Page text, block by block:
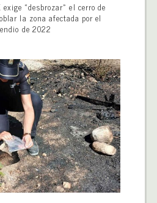
exige «desbrozar» el cerro de
la zona afectada por el
de 2022